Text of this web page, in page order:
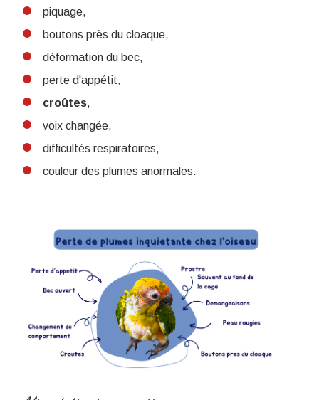
piquage,
boutons près du cloaque,
déformation du bec,
perte d'appétit,
croûtes,
voix changée,
difficultés respiratoires,
couleur des plumes anormales.